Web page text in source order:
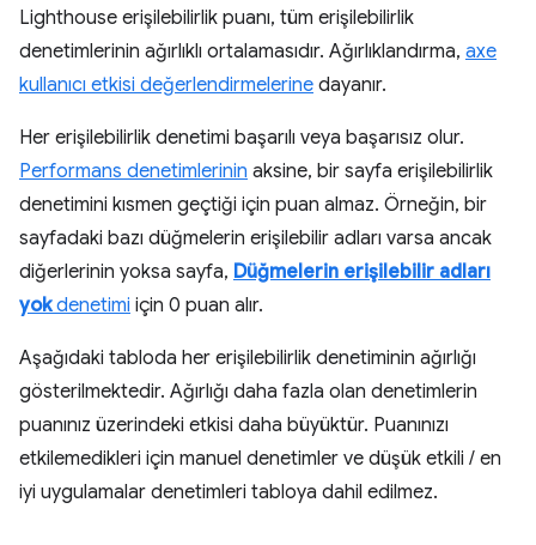
Lighthouse erişilebilirlik puanı, tüm erişilebilirlik
denetimlerinin ağırlıklı ortalamasıdır. Ağırlıklandırma, axe
kullanıcı etkisi değerlendirmelerine dayanır.
Her erişilebilirlik denetimi başarılı veya başarısız olur.
Performans denetimlerinin aksine, bir sayfa erişilebilirlik
denetimini kısmen geçtiği için puan almaz. Örneğin, bir
sayfadaki bazı düğmelerin erişilebilir adları varsa ancak
diğerlerinin yoksa sayfa, Düğmelerin erişilebilir adları
yokdenetimi için 0 puan alır.
Aşağıdaki tabloda her erişilebilirlik denetiminin ağırlığı
gösterilmektedir. Ağırlığı daha fazla olan denetimlerin
puanınız üzerindeki etkisi daha büyüktür. Puanınızı
etkilemedikleri için manuel denetimler ve düşük etkili / en
iyi uygulamalar denetimleri tabloya dahil edilmez.